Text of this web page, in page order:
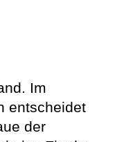
Im
entscheidet
der